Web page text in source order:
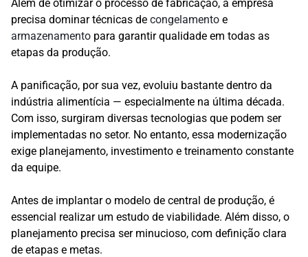
Além de otimizar o processo de fabricação, a empresa
precisa dominar técnicas de congelamento e
armazenamento para garantir qualidade em todas as
etapas da produção.
A panificação, por sua vez, evoluiu bastante dentro da
indústria alimentícia — especialmente na última década.
Com isso, surgiram diversas tecnologias que podem ser
implementadas no setor. No entanto, essa modernização
exige planejamento, investimento e treinamento constante
da equipe.
Antes de implantar o modelo de central de produção, é
essencial realizar um estudo de viabilidade. Além disso, o
planejamento precisa ser minucioso, com definição clara
de etapas e metas.